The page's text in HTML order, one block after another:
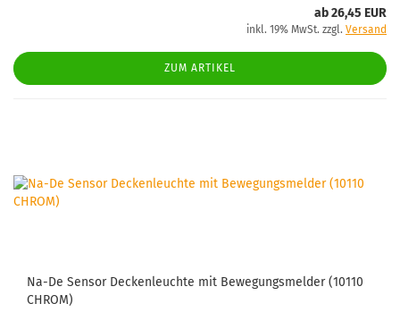
ab 26,45 EUR
inkl. 19% MwSt. zzgl. Versand
ZUM ARTIKEL
Na-De Sensor Deckenleuchte mit Bewegungsmelder (10110
CHROM)